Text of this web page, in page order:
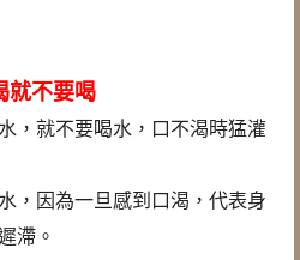
就不要喝
，就不要喝水，口不渴時猛灌
，因為一旦感到口渴，代表身
滯。